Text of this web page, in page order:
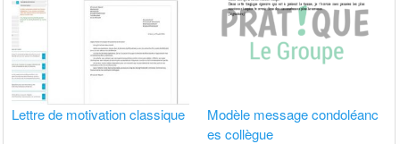
Lettre de motivation classique
Modèle message condoléanc
es collègue